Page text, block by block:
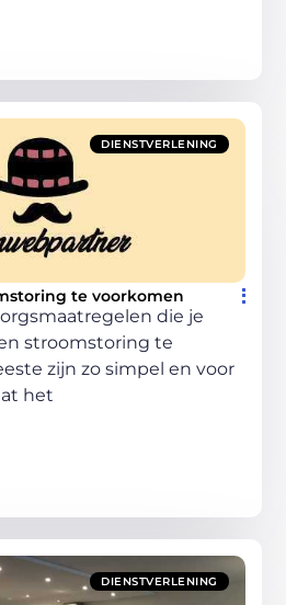
DIENSTVERLENING
te voorkomen
die je
stroomstoring te
zijn zo simpel en voor
het
DIENSTVERLENING